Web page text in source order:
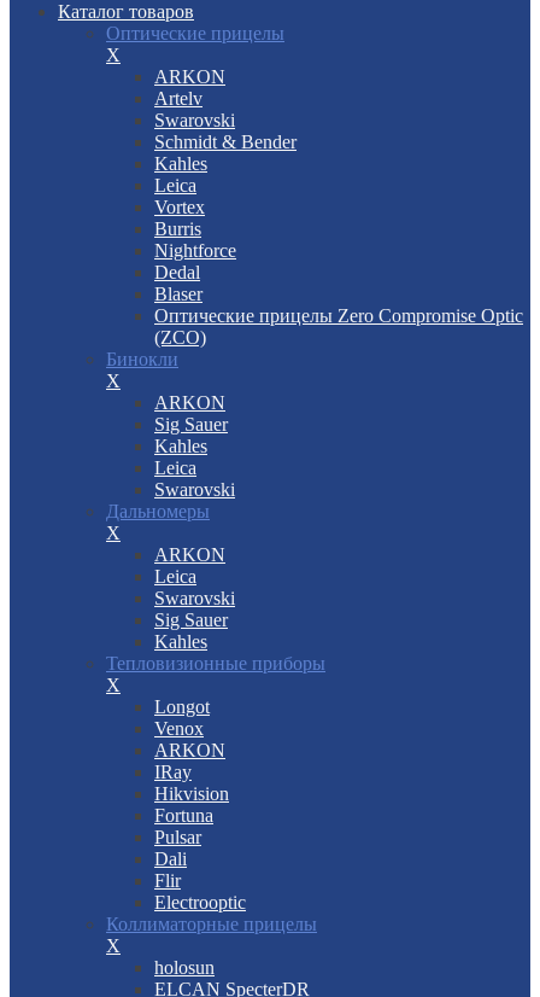
Каталог товаров
Оптические прицелы
X
ARKON
Artelv
Swarovski
Schmidt & Bender
Kahles
Leica
Vortex
Burris
Nightforce
Dedal
Blaser
Оптические прицелы Zero Compromise Optic
(ZCO)
Бинокли
X
ARKON
Sig Sauer
Kahles
Leica
Swarovski
Дальномеры
X
ARKON
Leica
Swarovski
Sig Sauer
Kahles
Тепловизионные приборы
X
Longot
Venox
ARKON
IRay
Hikvision
Fortuna
Pulsar
Dali
Flir
Electrooptic
Коллиматорные прицелы
X
holosun
ELCAN SpecterDR